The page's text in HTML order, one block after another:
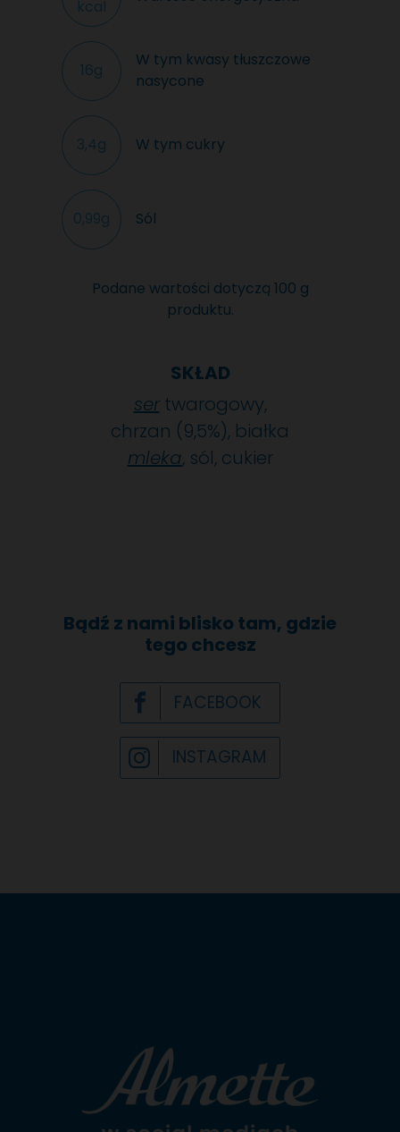
kcal
16g
W tym kwasy tłuszczowe
nasycone
3,4g W tym cukry
0,99g Sól
Podane wartości dotyczą 100 g
produktu.
SKŁAD
sertwarogowy,
chrzan (9,5%), białka
mleka, sól, cukier
Bądź z nami blisko tam, gdzie
tego chcesz
FACEBOOK
INSTAGRAM